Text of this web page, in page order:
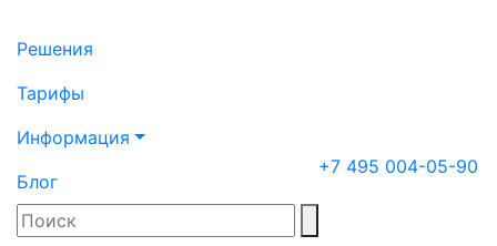
Решения
Тарифы
Информация
Блог
+7 495 004-05-90